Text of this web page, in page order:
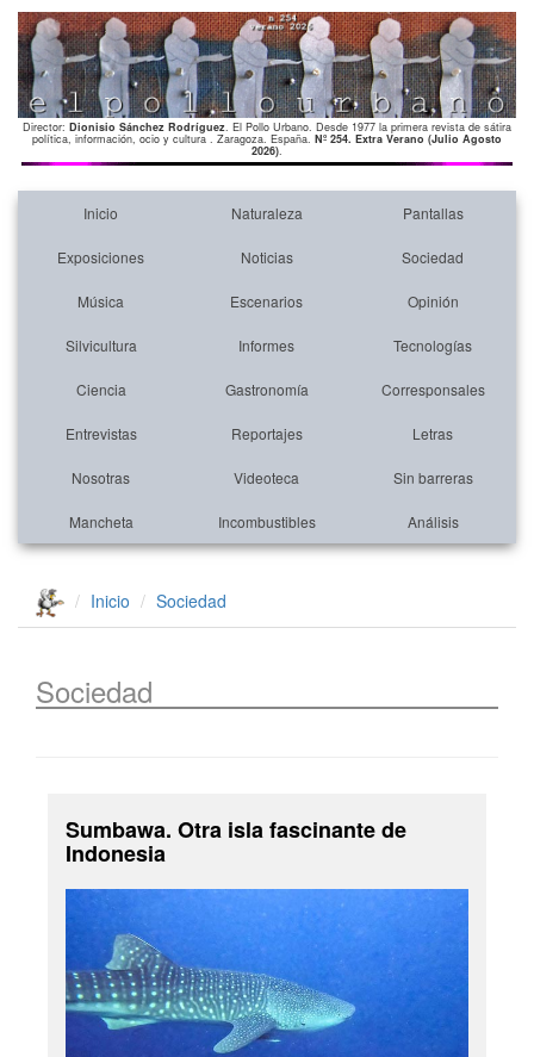
Director: Dionisio Sánchez Rodríguez. El Pollo Urbano. Desde 1977 la primera revista de sátira
política, información, ocio y cultura . Zaragoza. España. Nº 254. Extra Verano (Julio Agosto
2026).
Inicio Naturaleza Pantallas
Exposiciones Noticias Sociedad
Música Escenarios Opinión
Silvicultura Informes Tecnologías
Ciencia Gastronomía Corresponsales
Entrevistas Reportajes Letras
Nosotras Videoteca Sin barreras
Mancheta Incombustibles Análisis
Inicio Sociedad
Sociedad
Sumbawa. Otra isla fascinante de
Indonesia